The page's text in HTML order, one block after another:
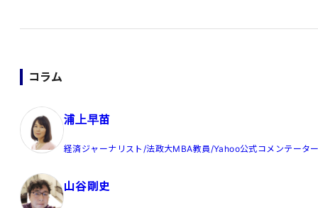
コラム
浦上早苗
経済ジャーナリスト/法政大MBA教員/Yahoo公式コメンテータ
山谷剛史